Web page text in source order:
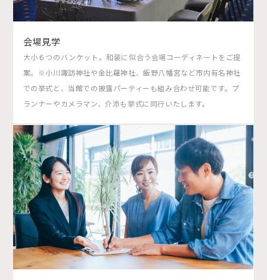
会場見学
大小６つのバンケット。和装に似合う会場コーディネートをご提
案。※小川諏訪神社や金比羅神社、飯野八幡宮など市内有名神社
での挙式と、当館での披露パーティーも組み合わせ可能です。プ
ランナーやカメラマン、介添も挙式に同行いたします。